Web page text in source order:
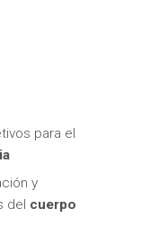
para el
y
del cuerpo